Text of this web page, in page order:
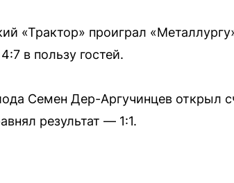
«Трактор» проиграл
в пользу гостей.
Семен Дер-Аргучинцев открыл
результат — 1:1.